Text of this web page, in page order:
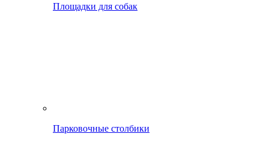
Площадки для собак
Парковочные столбики